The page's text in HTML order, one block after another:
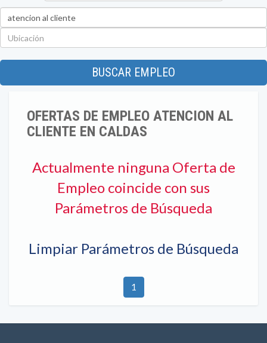
BUSCAR EMPLEO
OFERTAS DE EMPLEO ATENCION AL
CLIENTE EN CALDAS
Actualmente ninguna Oferta de
Empleo coincide con sus
Parámetros de Búsqueda
Limpiar Parámetros de Búsqueda
1